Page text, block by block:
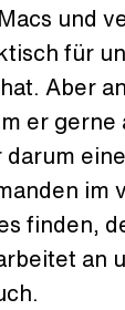
und
für
Aber
er gerne
im
finden,
an